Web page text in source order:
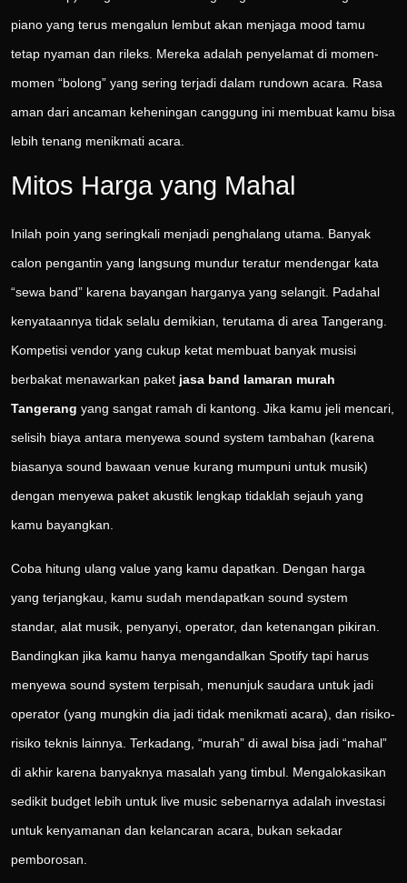
piano yang terus mengalun lembut akan menjaga mood tamu
tetap nyaman dan rileks. Mereka adalah penyelamat di momen-
momen “bolong” yang sering terjadi dalam rundown acara. Rasa
aman dari ancaman keheningan canggung ini membuat kamu bisa
lebih tenang menikmati acara.
Mitos Harga yang Mahal
Inilah poin yang seringkali menjadi penghalang utama. Banyak
calon pengantin yang langsung mundur teratur mendengar kata
“sewa band” karena bayangan harganya yang selangit. Padahal
kenyataannya tidak selalu demikian, terutama di area Tangerang.
Kompetisi vendor yang cukup ketat membuat banyak musisi
berbakat menawarkan paket jasa band lamaran murah
Tangerang yang sangat ramah di kantong. Jika kamu jeli mencari,
selisih biaya antara menyewa sound system tambahan (karena
biasanya sound bawaan venue kurang mumpuni untuk musik)
dengan menyewa paket akustik lengkap tidaklah sejauh yang
kamu bayangkan.
Coba hitung ulang value yang kamu dapatkan. Dengan harga
yang terjangkau, kamu sudah mendapatkan sound system
standar, alat musik, penyanyi, operator, dan ketenangan pikiran.
Bandingkan jika kamu hanya mengandalkan Spotify tapi harus
menyewa sound system terpisah, menunjuk saudara untuk jadi
operator (yang mungkin dia jadi tidak menikmati acara), dan risiko-
risiko teknis lainnya. Terkadang, “murah” di awal bisa jadi “mahal”
di akhir karena banyaknya masalah yang timbul. Mengalokasikan
sedikit budget lebih untuk live music sebenarnya adalah investasi
untuk kenyamanan dan kelancaran acara, bukan sekadar
pemborosan.